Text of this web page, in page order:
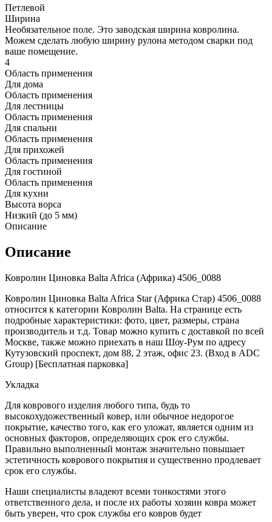
Петлевой
Ширина
Необязательное поле. Это заводская ширина ковролина.
Можем сделать любую ширину рулона методом сварки под
ваше помещение.
4
Область применения
Для дома
Область применения
Для лестницы
Область применения
Для спальни
Область применения
Для прихожей
Область применения
Для гостиной
Область применения
Для кухни
Высота ворса
Низкий (до 5 мм)
Описание
Описание
Ковролин Циновка Balta Africa (Африка) 4506_0088
Ковролин Циновка Balta Africa Star (Африка Стар) 4506_0088
относится к категории Ковролин Balta. На странице есть
подробные характеристики: фото, цвет, размеры, страна
производитель и т.д. Товар можно купить с доставкой по всей
Москве, также можно приехать в наш Шоу-Рум по адресу
Кутузовский проспект, дом 88, 2 этаж, офис 23. (Вход в ADC
Group) [Бесплатная парковка]
Укладка
Для коврового изделия любого типа, будь то
высокохудожественный ковер, или обычное недорогое
покрытие, качество того, как его уложат, является одним из
основных факторов, определяющих срок его службы.
Правильно выполненный монтаж значительно повышает
эстетичность коврового покрытия и существенно продлевает
срок его службы.
Наши специалисты владеют всеми тонкостями этого
ответственного дела, и после их работы хозяин ковра может
быть уверен, что срок службы его ковров будет